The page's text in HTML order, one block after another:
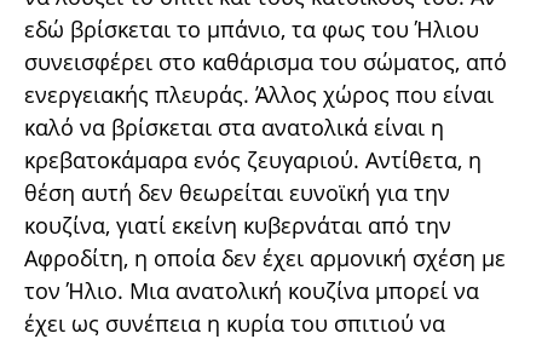
εδώ βρίσκεται το μπάνιο, τα φως του Ήλιου
συνεισφέρει στο καθάρισμα του σώματος, από
ενεργειακής πλευράς. Άλλος χώρος που είναι
καλό να βρίσκεται στα ανατολικά είναι η
κρεβατοκάμαρα ενός ζευγαριού. Αντίθετα, η
θέση αυτή δεν θεωρείται ευνοϊκή για την
κουζίνα, γιατί εκείνη κυβερνάται από την
Αφροδίτη, η οποία δεν έχει αρμονική σχέση με
τον Ήλιο. Μια ανατολική κουζίνα μπορεί να
έχει ως συνέπεια η κυρία του σπιτιού να